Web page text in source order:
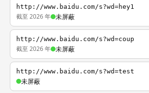
http://www.baidu.com/s?wd=hey1
截至 2026 年 未屏蔽
http://www.baidu.com/s?wd=coup
截至 2026 年 未屏蔽
http://www.baidu.com/s?wd=test
未屏蔽